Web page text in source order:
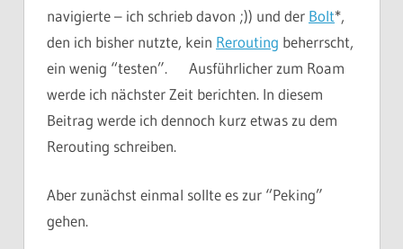
navigierte – ich schrieb davon ;)) und der Bolt*,
den ich bisher nutzte, kein Rerouting beherrscht,
ein wenig “testen”. Ausführlicher zum Roam
werde ich nächster Zeit berichten. In diesem
Beitrag werde ich dennoch kurz etwas zu dem
Rerouting schreiben.
Aber zunächst einmal sollte es zur “Peking”
gehen.